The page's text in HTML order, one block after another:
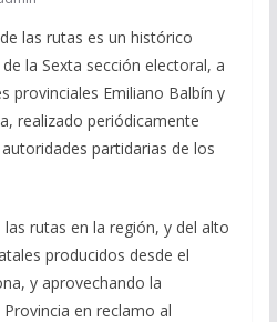
las rutas es un histórico
la Sexta sección electoral, a
provinciales Emiliano Balbín y
realizado periódicamente
partidarias de los
rutas en la región, y del alto
producidos desde el
y aprovechando la
en reclamo al